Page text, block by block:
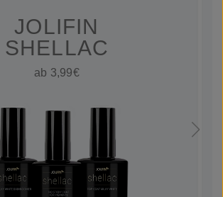
JOLIFIN
SHELLAC
ab 3,99€